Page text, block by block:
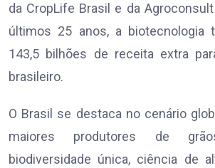
da CropLife Brasil e da
últimos 25 anos, a biotecnologia
143,5 bilhões de receita extra
brasileiro.
O Brasil se destaca no cenário
maiores produtores de
biodiversidade única, ciência de